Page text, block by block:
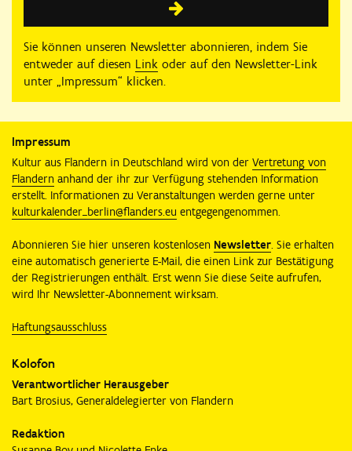
Sie können unseren Newsletter abonnieren, indem Sie
entweder auf diesen Link oder auf den Newsletter-Link
unter „Impressum“ klicken.
Impressum
Kultur aus Flandern in Deutschland wird von der Vertretung von
Flandern anhand der ihr zur Verfügung stehenden Information
erstellt. Informationen zu Veranstaltungen werden gerne unter
kulturkalender_berlin@flanders.eu entgegengenommen.
Abonnieren Sie hier unseren kostenlosen Newsletter. Sie erhalten
eine automatisch generierte E-Mail, die einen Link zur Bestätigung
der Registrierungen enthält. Erst wenn Sie diese Seite aufrufen,
wird Ihr Newsletter-Abonnement wirksam.
Haftungsausschluss
Kolofon
Verantwortlicher Herausgeber
Bart Brosius, Generaldelegierter von Flandern
Redaktion